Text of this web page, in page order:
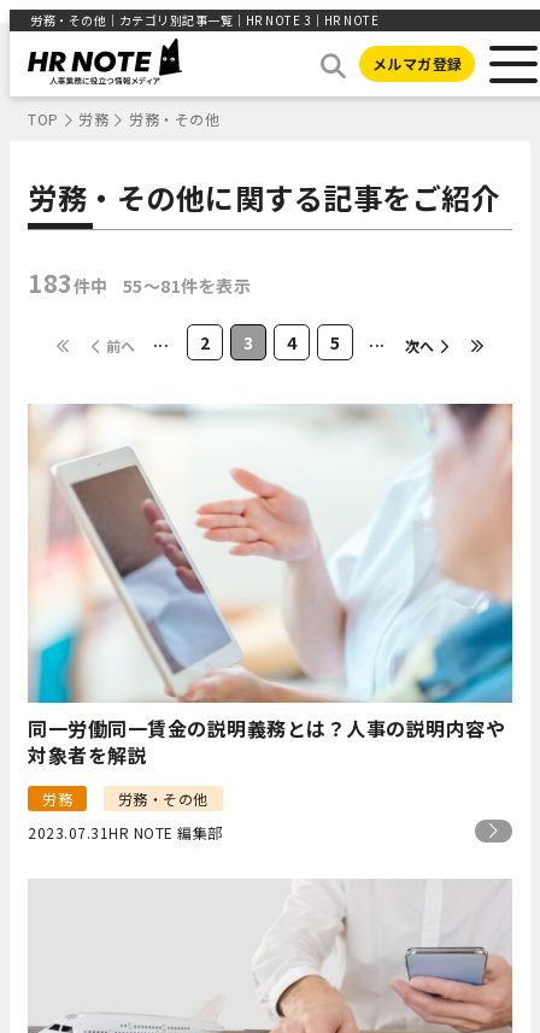
労務・その他｜カテゴリ別記事一覧｜HR NOTE 3｜HR NOTE
メルマガ登録
TOP 労務 労務・その他
労務・その他に関する記事をご紹介
183件中 55〜81件を表示
前へ ... 2 3 4 5 ... 次へ
同一労働同一賃金の説明義務とは？人事の説明内容や
対象者を解説
労務
労務・その他
2023.07.31HR NOTE 編集部